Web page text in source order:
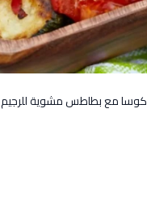
كوسا مع بطاطس مشوية للرجيم